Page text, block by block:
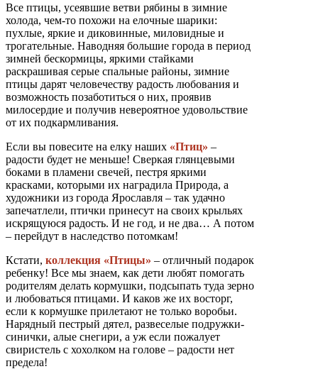
Все птицы, усеявшие ветви рябины в зимние
холода, чем-то похожи на елочные шарики:
пухлые, яркие и диковинные, миловидные и
трогательные. Наводняя большие города в период
зимней бескормицы, яркими стайками
раскрашивая серые спальные районы, зимние
птицы дарят человечеству радость любования и
возможность позаботиться о них, проявив
милосердие и получив невероятное удовольствие
от их подкармливания.
Если вы повесите на елку наших «Птиц» –
радости будет не меньше! Сверкая глянцевыми
боками в пламени свечей, пестря яркими
красками, которыми их наградила Природа, а
художники из города Ярославля – так удачно
запечатлели, птички принесут на своих крыльях
искрящуюся радость. И не год, и не два… А потом
– перейдут в наследство потомкам!
Кстати, коллекция «Птицы» – отличный подарок
ребенку! Все мы знаем, как дети любят помогать
родителям делать кормушки, подсыпать туда зерно
и любоваться птицами. И каков же их восторг,
если к кормушке прилетают не только воробьи.
Нарядный пестрый дятел, развеселые подружки-
синички, алые снегири, а уж если пожалует
свиристель с хохолком на голове – радости нет
предела!